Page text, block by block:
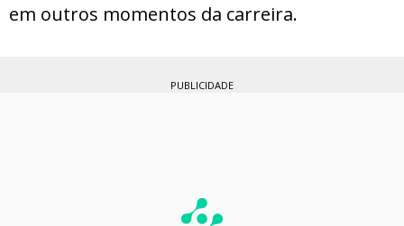
em outros momentos da carreira.
PUBLICIDADE